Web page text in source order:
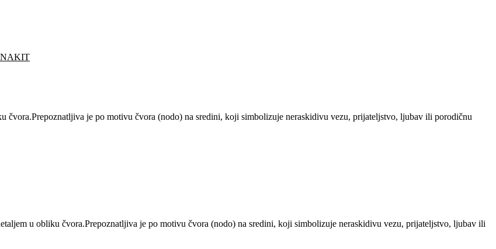
čvora.Prepoznatljiva je po motivu čvora (nodo) na sredini, koji simbolizuje neraskidivu vezu, prijateljstvo, ljubav ili porodičnu
u obliku čvora.Prepoznatljiva je po motivu čvora (nodo) na sredini, koji simbolizuje neraskidivu vezu, prijateljstvo, ljubav ili